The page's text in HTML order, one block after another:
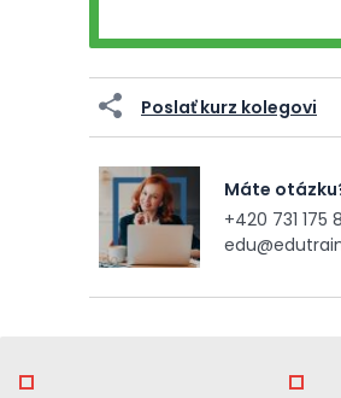
Poslať kurz kolegovi
Máte
+420 731 175